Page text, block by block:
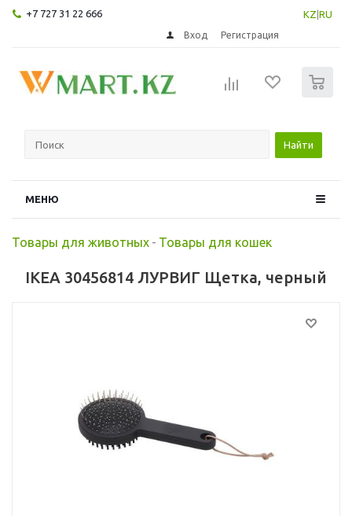
+7 727 31 22 666 KZ RU
Вход Регистрация
Найти
МЕНЮ
Товары для животных - Товары для кошек
IKEA 30456814 ЛУРВИГ Щетка, черный